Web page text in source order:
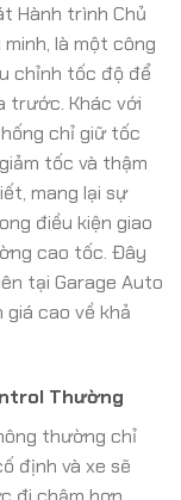
Hành trình Chủ
là một công
chỉnh tốc độ để
trước. Khác với
chỉ giữ tốc
tốc và thậm
mang lại sự
điều kiện giao
cao tốc. Đây
tại Garage Auto
cao về khả
Thường
thường chỉ
định và xe sẽ